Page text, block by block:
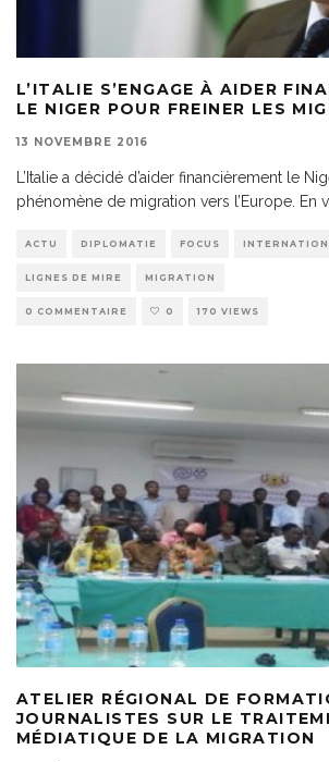
L’ITALIE S’ENGAGE À AIDER
LE NIGER POUR FREINER LES
13 NOVEMBRE 2016
L’Italie a décidé d’aider financièrement le
phénomène de migration vers l’Europe. En
ACTU DIPLOMATIE FOCUS
LIGNES DE MIRE MIGRATION
0 COMMENTAIRE 0 170 VIEWS
ATELIER RÉGIONAL DE
JOURNALISTES SUR LE
MÉDIATIQUE DE LA MIGRATION